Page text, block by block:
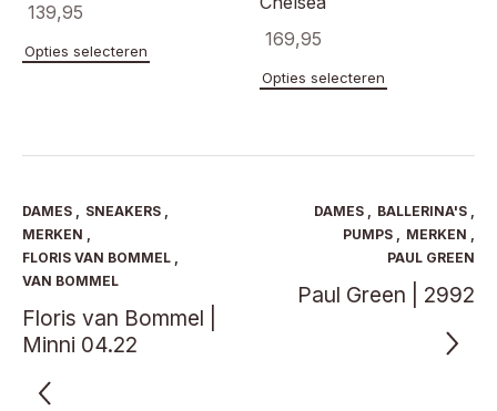
139,95
Opties selecteren
Deze
productpagina
169,95
Opties selecteren
optie
kan
op
DAMES , SNEAKERS ,
MERKEN ,
FLORIS VAN BOMMEL ,
VAN BOMMEL
Floris van Bommel |
Minni 04.22
DAMES , BALLERINA'S ,
PUMPS , MERKEN ,
PAUL GREEN
Paul Green | 2992